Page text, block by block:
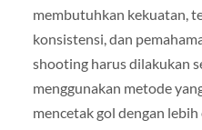
membutuhkan kekuatan,
konsistensi, dan
shooting harus dilakukan
menggunakan metode
mencetak gol dengan